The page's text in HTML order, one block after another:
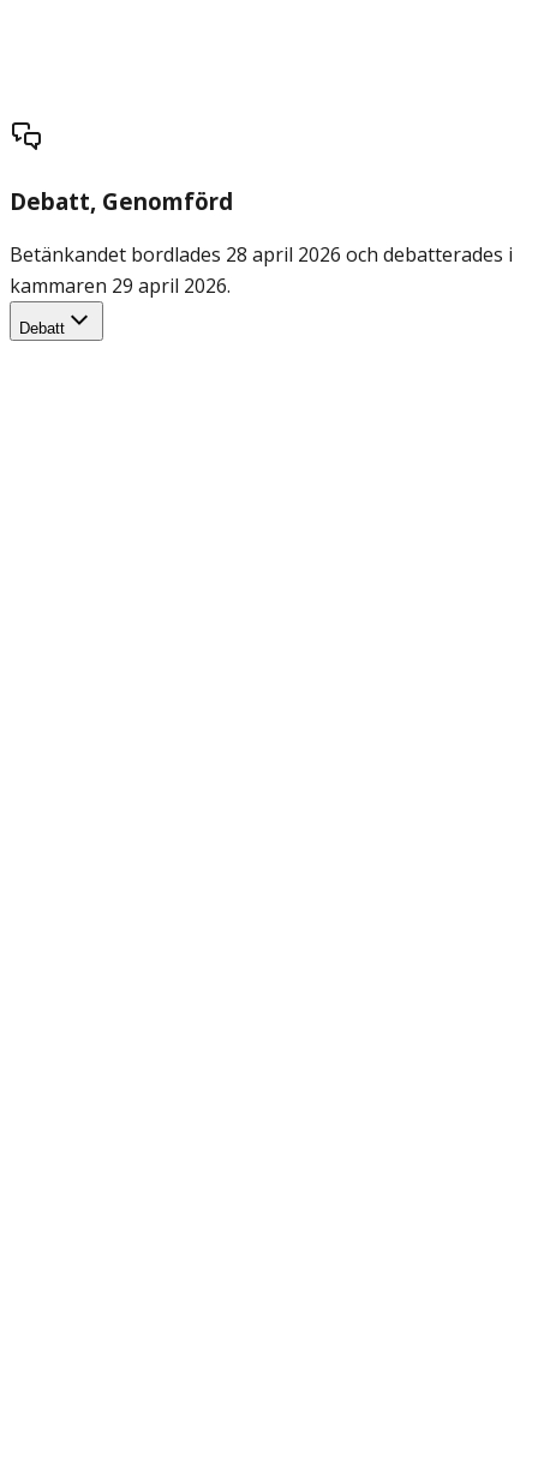
Debatt, Genomförd
Betänkandet bordlades 28 april 2026 och debatterades i
kammaren 29 april 2026.
Debatt